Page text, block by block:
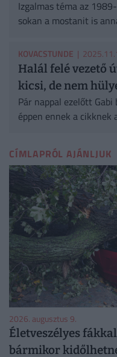
Izgalmas téma az
sokan a mostanit is
KOVACSTUNDE |
Halál felé vezető
kicsi, de nem
Pár nappal ezelőtt
éppen ennek a cikknek
CÍMLAPRÓL AJÁNLJUK
2026. augusztus 9.
Életveszélyes
bármikor